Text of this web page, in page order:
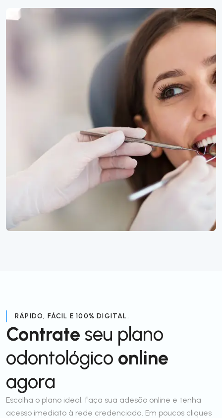
RÁPIDO, FÁCIL E 100% DIGITAL.
Contrate seu plano
odontológico online
agora
Escolha o plano ideal, faça sua adesão online e tenha
acesso imediato à rede credenciada. Em poucos cliques